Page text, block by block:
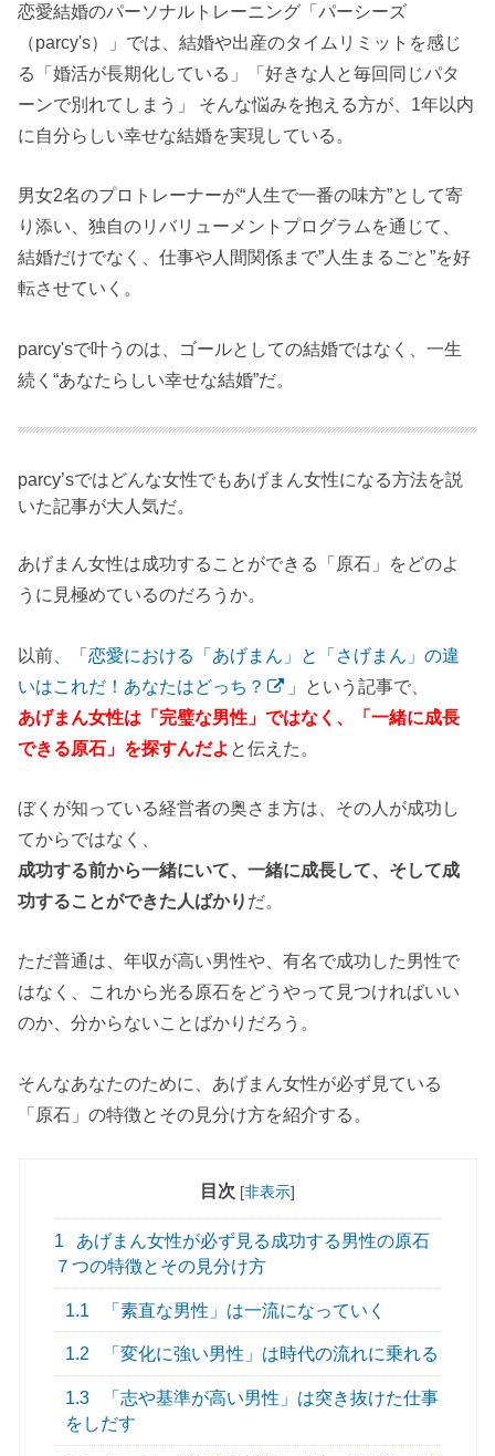
恋愛結婚のパーソナルトレーニング「パーシーズ
（parcy's）」では、結婚や出産のタイムリミットを感じ
る「婚活が長期化している」「好きな人と毎回同じパタ
ーンで別れてしまう」 そんな悩みを抱える方が、1年以内
に自分らしい幸せな結婚を実現している。
男女2名のプロトレーナーが“人生で一番の味方”として寄
り添い、独自のリバリューメントプログラムを通じて、
結婚だけでなく、仕事や人間関係まで”人生まるごと”を好
転させていく。
parcy'sで叶うのは、ゴールとしての結婚ではなく、一生
続く“あなたらしい幸せな結婚”だ。
parcy’sではどんな女性でもあげまん女性になる方法を説
いた記事が大人気だ。
あげまん女性は成功することができる「原石」をどのよ
うに見極めているのだろうか。
以前、「恋愛における「あげまん」と「さげまん」の違
いはこれだ！あなたはどっち？
」という記事で、
あげまん女性は「完璧な男性」ではなく、「一緒に成長
できる原石」を探すんだよ と伝えた。
ぼくが知っている経営者の奥さま方は、その人が成功し
てからではなく、
成功する前から一緒にいて、一緒に成長して、そして成
功することができた人ばかり だ。
ただ普通は、年収が高い男性や、有名で成功した男性で
はなく、これから光る原石をどうやって見つければいい
のか、分からないことばかりだろう。
そんなあなたのために、あげまん女性が必ず見ている
「原石」の特徴とその見分け方を紹介する。
目次 [非表示]
1
あげまん女性が必ず見る成功する男性の原石
７つの特徴とその見分け方
1.1 「素直な男性」は一流になっていく
1.2 「変化に強い男性」は時代の流れに乗れる
1.3
「志や基準が高い男性」は突き抜けた仕事
をしだす